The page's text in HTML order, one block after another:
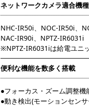
ネットワークカメラ適合機種
NHC-IR50i、NOC-IR50i、
NAC-IR90i、NPTZ-IR6031i
※NPTZ-IR6031iは給電ユニ
便利な機能を数多く搭載
●フォーカス・ズーム調整機
●動き検出(モーションセン